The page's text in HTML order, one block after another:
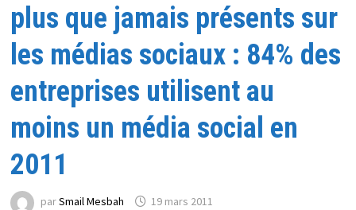
plus que jamais présents sur
les médias sociaux : 84% des
entreprises utilisent au
moins un média social en
2011
parSmail Mesbah 19 mars 2011